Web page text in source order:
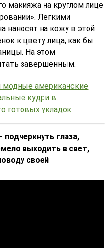
макияжа на круглом лице
Легкими
наносят на кожу в этой
к цвету лица, как бы
На этом
завершенным.
модные американские
кудри в
готовых укладок
глаза,
выходить в свет,
своей